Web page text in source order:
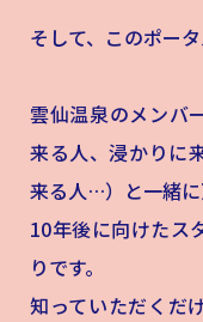
そして、このポー
雲仙温泉のメンバ
来る人、浸かりに
来る人…）と一緒に
10年後に向けたス
りです。
知っていただくだ